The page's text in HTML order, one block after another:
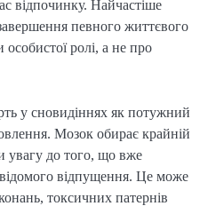
відпочинку. Найчастіше
певного життєвого
особистої ролі, а не про
у сновидіннях як потужний
Мозок обирає крайній
увагу до того, що вже
відпущення. Це може
токсичних патернів